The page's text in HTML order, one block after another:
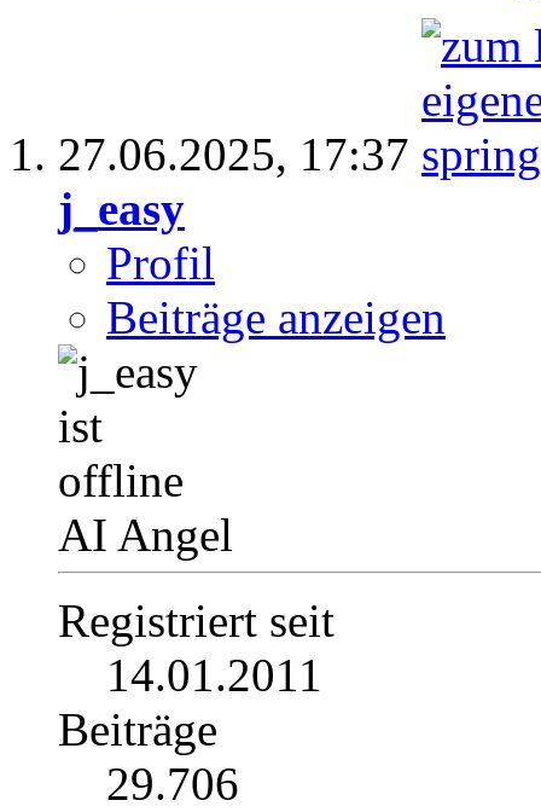
27.06.2025, 17:37
j_easy
Profil
Beiträge anzeigen
AI Angel
Registriert seit
14.01.2011
Beiträge
29.706